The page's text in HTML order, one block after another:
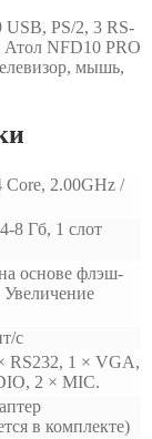
USB, PS/2, 3 RS-
NFD10 PRO
мышь,
2.00GHz /
8 Гб, 1 слот
основе флэш-
с
RS232, 1 × VGA,
2 × MIC.
в комплекте)